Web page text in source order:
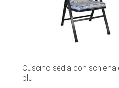
Cuscino sedia con
blu